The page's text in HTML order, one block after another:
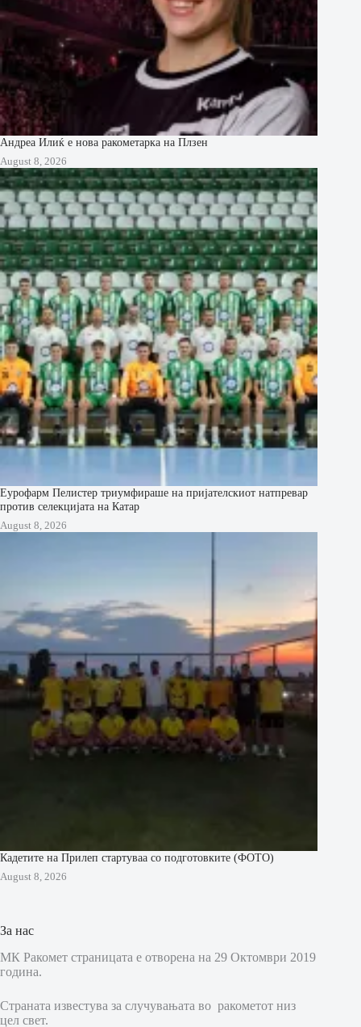
Андреа Илиќ е нова ракометарка на Плзен
August 8, 2026
Еурофарм Пелистер триумфираше на пријателскиот натпревар
против селекцијата на Катар
August 8, 2026
Кадетите на Прилеп стартуваа со подготовките (ФОТО)
August 8, 2026
За нас
МК Ракомет страницата е отворена на 29 Октомври 2019
година.
Страната известува за случувањата во ракометот низ
цел свет.